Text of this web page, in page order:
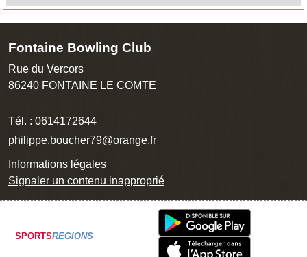
Fontaine Bowling Club
Rue du Vercors
86240 FONTAINE LE COMTE
Tél. : 0614172644
philippe.boucher79@orange.fr
Informations légales
Signaler un contenu inapproprié
SPORTSREGIONS